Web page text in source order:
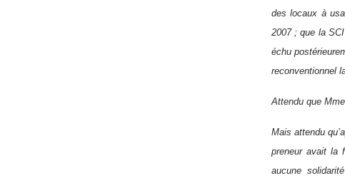
des locaux à
2007 ; que la
échu
reconventionnel
Attendu que
Mais attendu
preneur avait la
aucune